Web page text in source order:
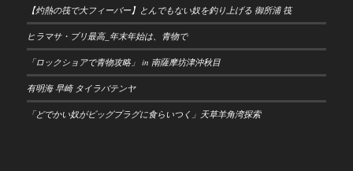
【灼熱の筏で大フィーバー】とんでもない奴を釣り上げる 御所浦 筏
ヒラマサ・ブリ最高_年末年始は、青物で
「ロックショアで青物攻略」 in 南薩摩坊津沖秋目
有明海 早崎 タイラバテンヤ
「どでかい奴がビッグプラグに食らいつく」天草羊角湾探索